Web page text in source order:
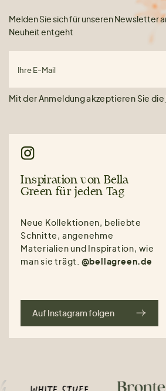
Melden Sie sich für unseren Newsletter
Neuheit entgeht
Ihre E-Mail
Mit der Anmeldung akzeptieren Sie die
Inspiration von Bella
Green für jeden Tag
Neue Kollektionen, beliebte
Schnitte, angenehme
Materialien und Inspiration, wie
man sie trägt. @bellagreen.de
Auf Instagram folgen